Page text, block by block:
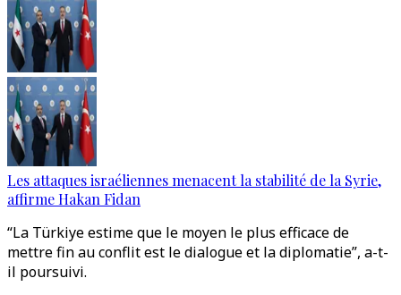
Les attaques israéliennes menacent la stabilité de la Syrie,
affirme Hakan Fidan
“La Türkiye estime que le moyen le plus efficace de
mettre fin au conflit est le dialogue et la diplomatie”, a-t-
il poursuivi.